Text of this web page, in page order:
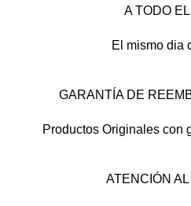
A TODO
El mismo dia
GARANTÍA DE
Productos Originales con
ATENCIÓN